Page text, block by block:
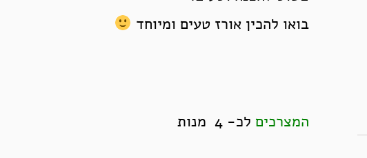
בואו להכין אורז טעים ומיוחד
המצרכים לכ- 4 מנות